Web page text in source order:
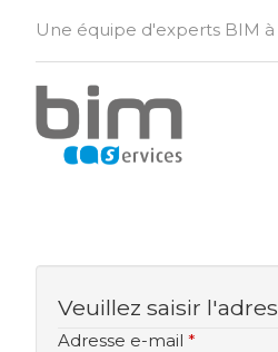
Une équipe d'experts BIM
Veuillez saisir
Adresse e-mail *